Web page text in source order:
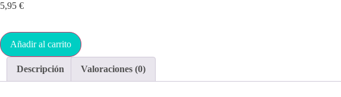
5,95 €
Añadir al carrito
Descripción Valoraciones (0)